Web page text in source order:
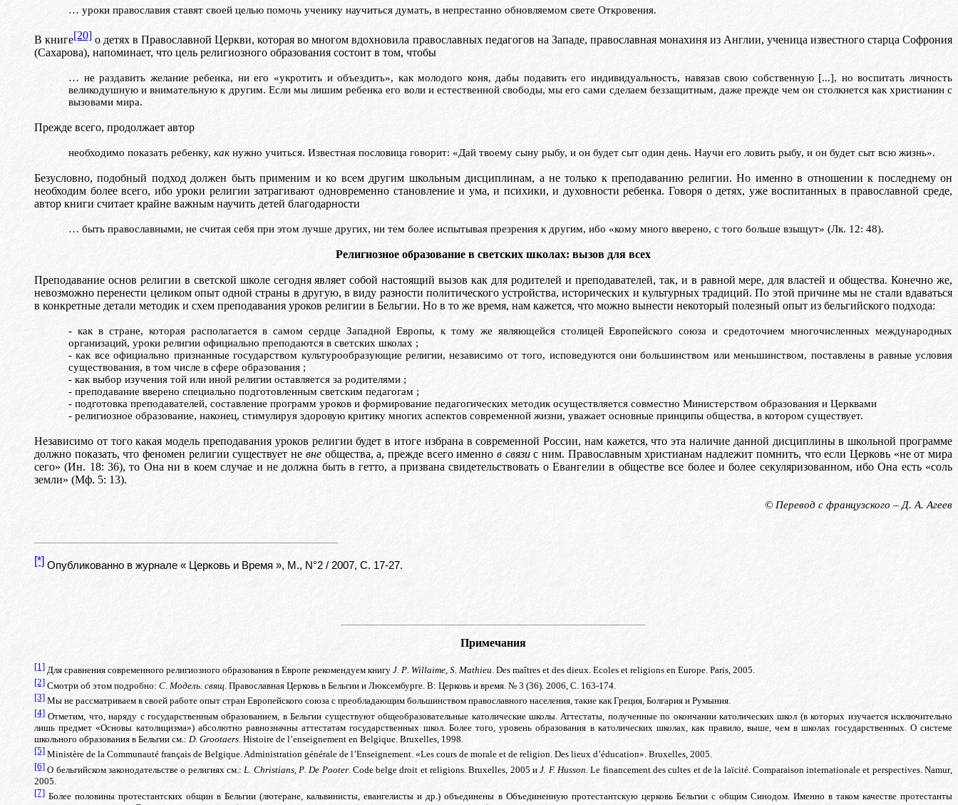
… уроки православия ставят своей целью помочь ученику научиться думать, в непрестанно обновляемом свете Откровения.
В книге[20] о детях в Православной Церкви, которая во многом вдохновила православных педагогов на Западе, православная монахиня из Англии, ученица известного старцаСофрония
(Сахарова), напоминает, что цель религиозного образования cocтoит в тoм, чтобы
… нeраздавить желание ребенка, ни его «укротить и объездить», как молодого коня, дабы подавить его индивидуальность, навязав свою собственную [...], но воспитать личность
великодушную и внимательную к другим. Если мы лишим ребенка его воли и естественной свободы, мы его сами сделаем беззащитным, даже прежде чем он столкнется как христианин с
вызовами мира.
Прежде всего, продолжает автор
необходимо показать ребенку, как нyжнo учиться. Известная пословица говорит: «Дай твоему сыну рыбу, и он будет сыт один день. Научи его ловить рыбу, и он будет сыт всю жизнь».
Безусловно, подобный подход должен быть применим и ко всем другим школьным дисциплинам, а не только к преподаванию религии. Но именно в отношении к последнему он
необходим более всего, ибо уроки религии затрагивают одновременно становление и ума, и психики, и духовности ребенка. Говоря о детях, уже воспитанных в православной среде,
автор книги считает крайне важным научить детей благодарности
… быть православными, не считая себя при этом лучше других, ни тем более испытывая презрения к другим, ибо «кому много вверено, с того больше взыщут» (Лк. 12: 48).
Религиозное образование в светских школах: вызов для всех
Преподавание oснов религии в светской школе сегодня являет собой настоящий вызов как для родителей и преподавателей, так, и в равной мере, для властей и общества. Конечно же,
невозможно перенести целиком опыт одной страны в другую, в виду разности политического устройства, исторических и культурных традиций. По этой причине мы не стали вдаваться
в конкретные детали методик и схем преподавания уроков религии в Бельгии. Но в то же время, нам кажется, что можно вынести некоторый полeзный опыт из бельгийского пoдxoда:
- как в стране, которая располагается в самом сердце Западной Европы, к тому же являющейся столицей Европейского союза и средоточием многочисленных международных
организаций, уроки религии официально преподаются в светских школах ;
- как все официально признанные государством культурообразующие религии, независимо от того, исповедуются они большинством или меньшинством, поставлены в равные условия
существования, в том числе в сфере образования ;
- как выбор изучения той или иной религии оставляется за родителями ;
- преподавание вверено специально подготовленным светским педагогам ;
- подготовка преподавателей, составление программ уроков и формирование педагогических методик осуществляется совместно Министерством образования и Церквами
- религиозное образование, наконец, стимулируя здоровую критику многих аспектов современной жизни, уважает основные принципы общества, в котором существует.
Независимо от того какая модель преподавания уроков религии будет в итоге избрана в современной России, нам кажется, что эта наличие данной дисциплины в школьной программе
должно показать, что феномен религии существует не внеобщества, а, прежде всего именнов связис ним. Православным христианам надлежит помнить, что если Церковь «не от мира
сего» (Ин. 18: 36), то Она ни в коем случае и не должна быть в гетто, а призвана свидетельствовать о Евангелии в обществе все более и более секуляризованном, ибо Она есть «соль
земли» (Мф. 5: 13).
© Перевод с французского – Д. А. Агеев
[*] Oпубликованнo в журнале « Церковь и Время », M ., N°2 / 2007, C. 17-27.
Примечания
[1] Для сравнения современного религиозного образования в Европе рекомендуем книгу J. P. Willaime, S. Mathieu. Des maîtres et des dieux. Ecoles et religions en Europe. Paris, 2005.
[2] Смотри об этом подробно: С. Модель. свящ. Православная Церковь в Бельгии и Люксембурге. В: Церковь и время. № 3 (36). 2006, С. 163-174.
[3] Мы не рассматриваем в своей работе опыт стран Европейского союза с преобладающим большинством православного населения, такие как Греция, Болгария и Румыния.
[4] Отметим, что, наряду с государственным образованием, в Бельгии существуют общеобразовательные католические школы. Аттестаты, полученные по окончании католических школ (в которых изучается исключительно
лишь предмет «Основы католицизма») абсолютно равнозначны аттестатам государственных школ. Более того, уровень образования в католических школах, как правило, выше, чем в школах государственных. О системе
школьного образования в Бельгии см.: D. Grootaers. Histoire de l’enseignement en Belgique. Bruxelles, 1998.
[5] Ministère de la Communauté français de Belgique. Administration générale de l’Enseignement. «Les cours de morale et de religion. Des lieux d’éducation». Bruxelles, 2005.
[6] О бельгийском законодательствео религиях см.: L Christians, P. De Pooter. Code belge droit et religions. Bruxelles, 2005и J. F. Husson . Le financement des cultes et de la laïcité. Comparaison internationale et perspectives. Namur,
2005.
[7] Более половины протестантских общин в Бельгии (лютеране, кальвинисты, евангелисты и др.) объединены в Объединенную протестантскую церковь Бельгии с общим Синодом. Именно в таком качестве протестанты